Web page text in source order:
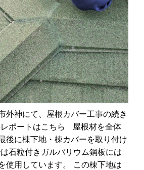
外神にて、屋根カバー工事の続き
ポートはこちら 屋根材を全体
後に棟下地・棟カバーを取り付け
石粒付きガルバリウム鋼板には
使用しています。 この棟下地は